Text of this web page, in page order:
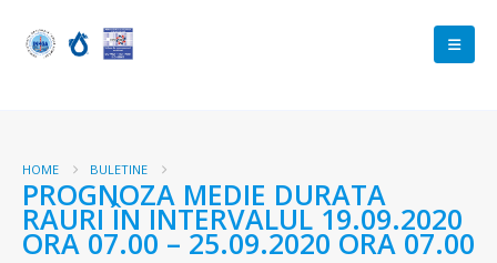
HOME BULETINE
PROGNOZA MEDIE DURATA
RAURI ÎN INTERVALUL 19.09.2020
ORA 07.00 – 25.09.2020 ORA 07.00